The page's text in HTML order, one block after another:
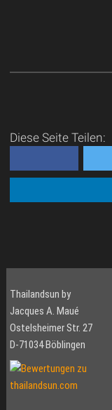
Diese Seite Teilen:
Thailandsun by
Jacques A. Maué
Ostelsheimer Str. 27
D-71034 Böblingen